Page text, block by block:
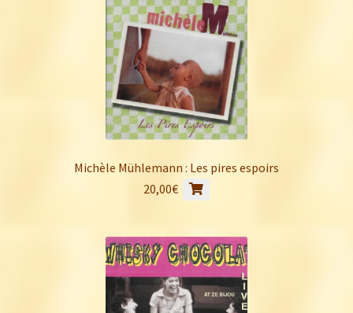
Michèle Mühlemann : Les pires espoirs
20,00€